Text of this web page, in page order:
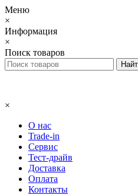
Меню
×
Информация
×
Поиск товаров
×
О нас
Trade-in
Сервис
Тест-драйв
Доставка
Оплата
Контакты